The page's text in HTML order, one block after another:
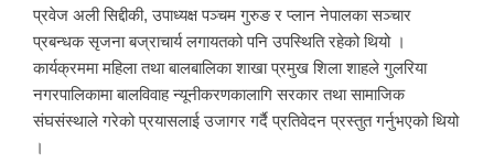
प्रवेज अली सिद्दीकी, उपाध्यक्ष पञ्चम गुरुङ र प्लान नेपालका सञ्चार
प्रबन्धक सृजना बज्राचार्य लगायतको पनि उपस्थिति रहेको थियो ।
कार्यक्रममा महिला तथा बालबालिका शाखा प्रमुख शिला शाहले गुलरिया
नगरपालिकामा बालविवाह न्यूनीकरणकालागि सरकार तथा सामाजिक
संघसंस्थाले गरेको प्रयासलाई उजागर गर्दै प्रतिवेदन प्रस्तुत गर्नुभएको थियो
।